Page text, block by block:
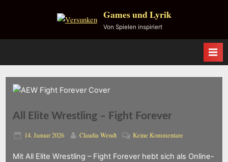
Games und Lyrik
Von Spielen inspiriert
All Elite Wrestling – Fight Forever
Posted
14. Januar 2026 By
Claudia Wendt Keine Kommentarezu
Elite
Mit All Elite Wrestling – Fight Forever hebt sich als Online-